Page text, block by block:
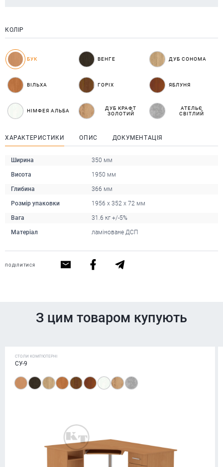
КОЛІР
БУК ВЕНГЕ ДУБ СОНОМА
ВІЛЬХА ГОРІХ ЯБЛУНЯ
НІМФЕЯ АЛЬБА
ДУБ КРАФТ
ЗОЛОТИЙ
АТЕЛЬЄ
СВІТЛИЙ
ХАРАКТЕРИСТИКИ ОПИС ДОКУМЕНТАЦІЯ
Ширина 350 мм
Висота 1950 мм
Глибина 366 мм
Розмір упаковки 1956 x 352 x 72 мм
Вага 31.6 кг +/-5%
Матеріал ламіноване ДСП
ПОДІЛИТИСЯ
З цим товаром купують
СТОЛИ КОМП'ЮТЕРНІ
СУ-9